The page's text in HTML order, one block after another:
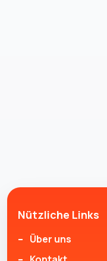
Nützliche Links
Über uns